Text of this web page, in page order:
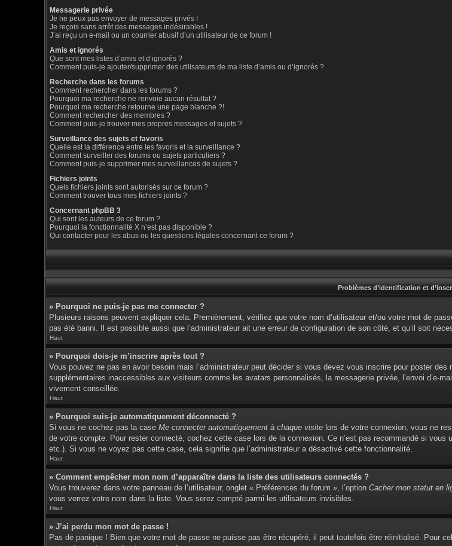
Messagerie privée
Je ne peux pas envoyer de messages privés !
Je reçois sans arrêt des messages indésirables !
J’ai reçu un e-mail ou un courrier abusif d’un utilisateur de ce forum !
Amis et ignorés
Que sont mes listes d’amis et d’ignorés ?
Comment puis-je ajouter/supprimer des utilisateurs de ma liste d’amis ou d’ignorés ?
Recherche dans les forums
Comment rechercher dans les forums ?
Pourquoi ma recherche ne renvoie aucun résultat ?
Pourquoi ma recherche retourne une page blanche ?!
Comment rechercher des membres ?
Comment puis-je trouver mes propres messages et sujets ?
Surveillance des sujets et favoris
Quelle est la différence entre les favoris et la surveillance ?
Comment surveiller des forums ou sujets particuliers ?
Comment puis-je supprimer mes surveillances de sujets ?
Fichiers joints
Quels fichiers joints sont autorisés sur ce forum ?
Comment trouver tous mes fichiers joints ?
Concernant phpBB 3
Qui sont les auteurs de ce forum ?
Pourquoi la fonctionnalité X n’est pas disponible ?
Qui contacter pour les abus ou les questions légales concernant ce forum ?
Problèmes d’identification et
» Pourquoi ne puis-je pas me connecter ?
Plusieurs raisons peuvent expliquer cela. Premièrement, vérifiez que votre nom d’utilisateur et/ou votre mot de
pas été banni. Il est possible aussi que l’administrateur ait une erreur de configuration de son côté, et qu’il soit
Haut
» Pourquoi dois-je m’inscrire après tout ?
Vous pouvez ne pas en avoir besoin mais l’administrateur peut décider si vous devez vous inscrire pour poster
supplémentaires inaccessibles aux visiteurs comme les avatars personnalisés, la messagerie privée, l’envoi d’e-
vivement conseillée.
Haut
» Pourquoi suis-je automatiquement déconnecté ?
Si vous ne cochez pas la case Me connecter automatiquement à chaque visite lors de votre connexion, vous ne
de votre compte. Pour rester connecté, cochez cette case lors de la connexion. Ce n’est pas recommandé si
etc.). Si vous ne voyez pas cette case, cela signifie que l’administrateur a désactivé cette fonctionnalité.
Haut
» Comment empêcher mon nom d’apparaître dans la liste des utilisateurs connectés ?
Vous trouverez dans votre panneau de l’utilisateur, onglet « Préférences du forum », l’option Cacher mon statut en
vous verrez votre nom dans la liste. Vous serez compté parmi les utilisateurs invisibles.
Haut
» J’ai perdu mon mot de passe !
Pas de panique ! Bien que votre mot de passe ne puisse pas être récupéré, il peut toutefois être réinitialisé. Pour